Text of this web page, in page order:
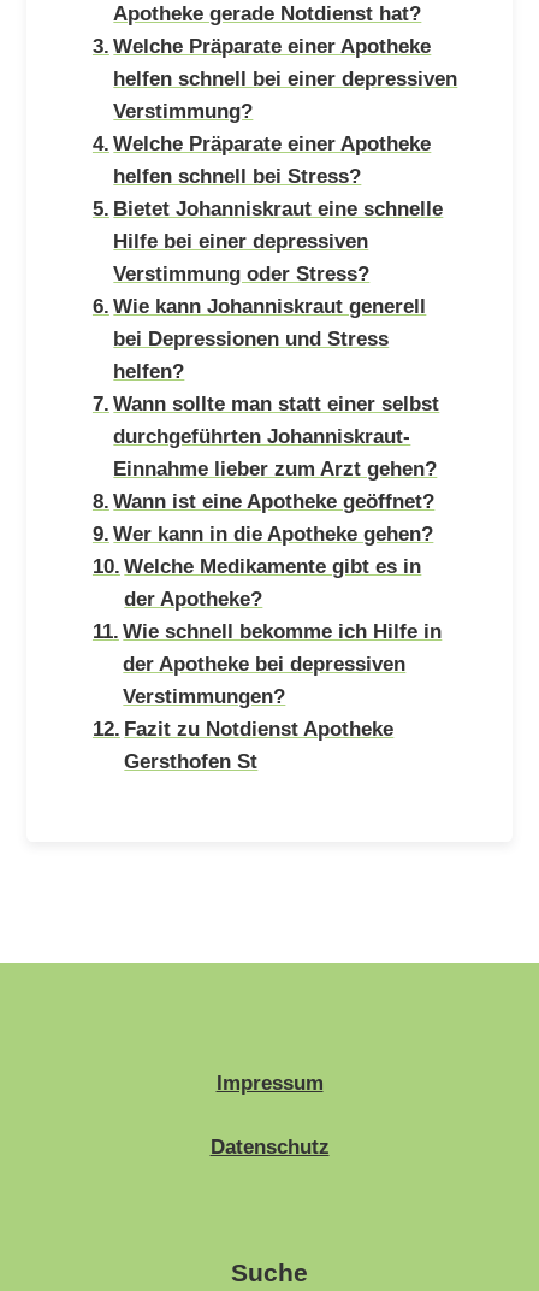
Apotheke gerade Notdienst hat?
Welche Präparate einer Apotheke
helfen schnell bei einer depressiven
Verstimmung?
Welche Präparate einer Apotheke
helfen schnell bei Stress?
Bietet Johanniskraut eine schnelle
Hilfe bei einer depressiven
Verstimmung oder Stress?
Wie kann Johanniskraut generell
bei Depressionen und Stress
helfen?
Wann sollte man statt einer selbst
durchgeführten Johanniskraut-
Einnahme lieber zum Arzt gehen?
Wann ist eine Apotheke geöffnet?
Wer kann in die Apotheke gehen?
Welche Medikamente gibt es in
der Apotheke?
Wie schnell bekomme ich Hilfe in
der Apotheke bei depressiven
Verstimmungen?
Fazit zu Notdienst Apotheke
Gersthofen St
Impressum
Datenschutz
Suche